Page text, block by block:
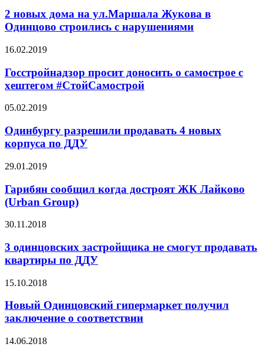
2 новых дома на ул.Маршала Жукова в
Одинцово строились с нарушениями
16.02.2019
Госстройнадзор просит доносить о самострое с
хештегом #СтойСамострой
05.02.2019
Одинбургу разрешили продавать 4 новых
корпуса по ДДУ
29.01.2019
Гарибян сообщил когда достроят ЖК Лайково
(Urban Group)
30.11.2018
3 одинцовских застройщика не смогут продавать
квартиры по ДДУ
15.10.2018
Новый Одинцовский гипермаркет получил
заключение о соответствии
14.06.2018